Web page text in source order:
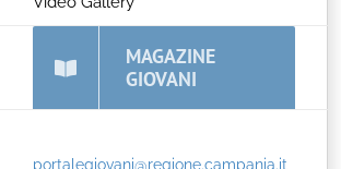
MAGAZINE
GIOVANI
portalegiovani@regione.campania.it